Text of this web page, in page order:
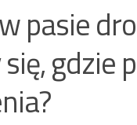
pasie
gdzie